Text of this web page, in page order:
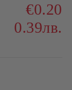
€0.20
0.39лв.